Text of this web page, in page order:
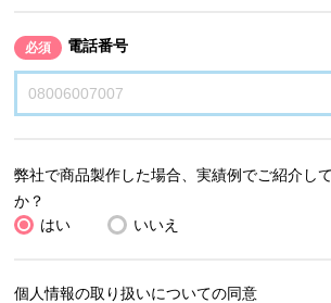
必須 電話番号
弊社で商品製作した場合、実績例でご紹介し
か？
はい
いいえ
個人情報の取り扱いについての同意